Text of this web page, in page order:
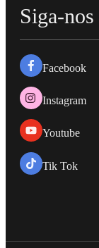
Siga-nos
Facebook
Instagram
Youtube
Tik Tok